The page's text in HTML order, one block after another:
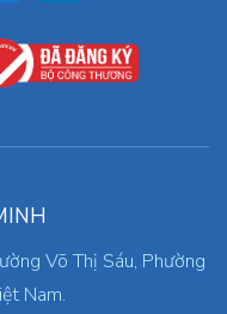
Võ Thị Sáu, Phường
Nam.